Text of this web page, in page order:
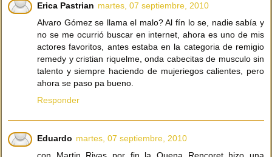
Erica Pastrian martes, 07 septiembre, 2010
Alvaro Gómez se llama el malo? Al fín lo se, nadie sabía y
no se me ocurrió buscar en internet, ahora es uno de mis
actores favoritos, antes estaba en la categoria de remigio
remedy y cristian riquelme, onda cabecitas de musculo sin
talento y siempre haciendo de mujeriegos calientes, pero
ahora se paso pa bueno.
Responder
Eduardo martes, 07 septiembre, 2010